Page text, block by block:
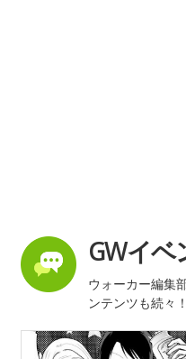
GWイベ
ウォーカー編集
ンテンツも続々！